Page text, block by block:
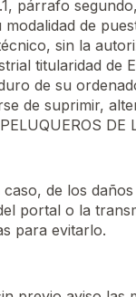
párrafo
de
sin la
titularidad de
de su
de suprimir,
DE
de los
portal o la
para evitarlo.